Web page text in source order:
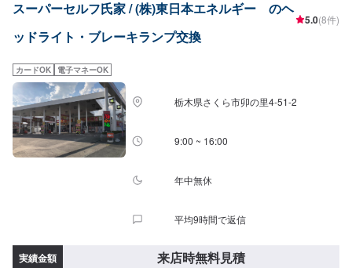
質への絶対の自信。とにかく安心してお任せください。<ご希望と条件に応じ
たパーソナルメニューを提案！>「技術的なクオリティの提供はもちろん、お
客様目線での最善のメニューと車輌価値をできる限り下げない処理をいかに
のニーズや条件に確実に応えることにこだわります。【1】オファーにてお問
い合わせ【2】お見積り【3】お見積りにご納得いただければ作業開始【4】
仕上がり次第納車-----納期について-----納期は通常1日～2日程度で納車となり
ます。(要相談)納期は前後する場合がございます。予めご了承ください。-----
ご来店時の注意、受付方法-----入庫の際はお気をつけてお越しください。駐車
スペースは事務所前の空いているスペースに駐車してください。受付はスタ
ッフへ「メンテモで予約しました」とお伝えください。ご案内いたします。
スーパーセルフ氏家 / (株)東日本エネルギー のヘ
ッドライト・ブレーキランプ交換
5.0(8件)
カードOK 電子マネーOK
栃木県さくら市卯の里4-51-2
9:00 ~ 16:00
年中無休
平均9時間で返信
実績金額 来店時無料見積